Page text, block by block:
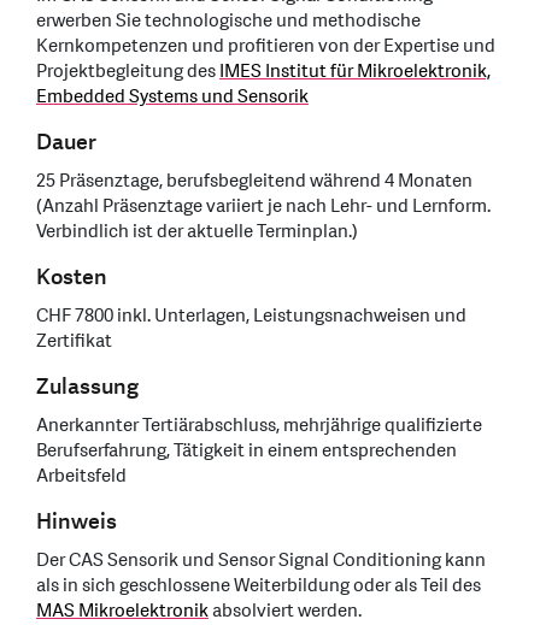
erwerben Sie technologische und methodische
Kernkompetenzen und profitieren von der Expertise und
Projektbegleitung desIMES Institut für Mikroelektronik,
Embedded Systems und Sensorik
Dauer
25 Präsenztage, berufsbegleitend während 4 Monaten
(Anzahl Präsenztage variiert je nach Lehr- und Lernform.
Verbindlich ist der aktuelle Terminplan.)
Kosten
CHF 7800 inkl. Unterlagen, Leistungsnachweisen und
Zertifikat
Zulassung
Anerkannter Tertiärabschluss, mehrjährige qualifizierte
Berufserfahrung, Tätigkeit in einem entsprechenden
Arbeitsfeld
Hinweis
Der CAS Sensorik und Sensor Signal Conditioning kann
als in sich geschlossene Weiterbildung oder als Teil des
MAS Mikroelektronikabsolviert werden.